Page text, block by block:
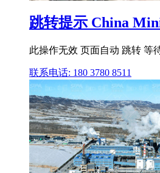
跳转提示 China
此操作无效 页面自动 跳转 等
联系电话: 180 3780 8511